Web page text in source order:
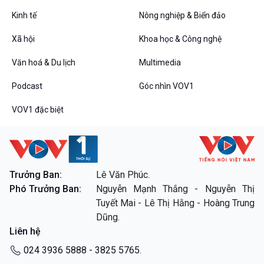
360 độ Sức khỏe
Tài nguyên và Môi trường
Chuyên gia của bạn
Xã hội chuyển động
Bước chân đến trường
Kết nối công nghệ
khí hậu
Văn hoá & Du lịch
Chát với người nổi tiếng
Câu chuyện Thể thao
Podcast
Góc nhìn VOV1
Bình luận
Kinh tế Nông nghiệp & Biển đảo
Xã hội Khoa học & Công nghệ
Văn hoá & Du lịch Multimedia
Podcast Góc nhìn VOV1
VOV1 đặc biệt
Trưởng Ban:
Lê Văn Phúc.
Phó Trưởng Ban:
Nguyễn Mạnh Thắng - Nguyễn Thị
Tuyết Mai - Lê Thị Hằng - Hoàng Trung
Dũng.
Liên hệ
024 3936 5888 - 3825 5765.